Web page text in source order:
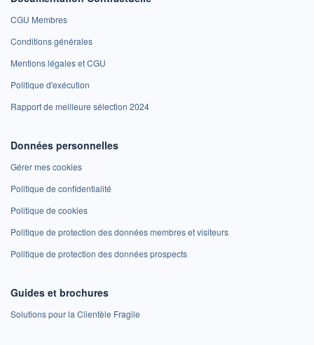
CGU Membres
Conditions générales
Mentions légales et CGU
Politique d'exécution
Rapport de meilleure sélection 2024
Données personnelles
Gérer mes cookies
Politique de confidentialité
Politique de cookies
Politique de protection des données membres et visiteurs
Politique de protection des données prospects
Guides et brochures
Solutions pour la Clientèle Fragile